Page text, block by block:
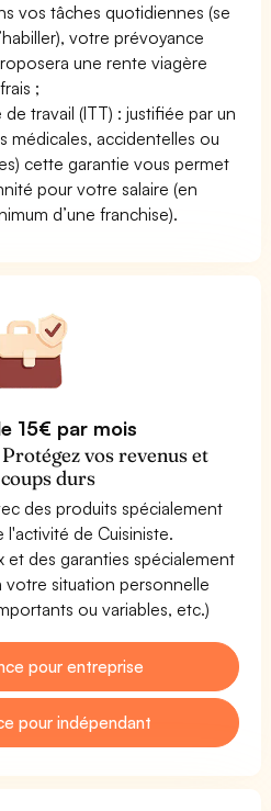
vos tâches quotidiennes (se
votre prévoyance
une rente viagère
;
travail (ITT) : justifiée par un
médicales, accidentelles ou
cette garantie vous permet
pour votre salaire (en
d’une franchise).
15€ par mois
vos revenus et
durs
des produits spécialement
de Cuisiniste.
et des garanties spécialement
situation personnelle
ou variables, etc.)
pour entreprise
pour indépendant